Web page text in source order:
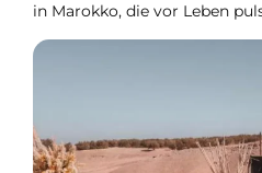
in Marokko, die vor Leben
fesselnde Energie aus, die
Geschichte und ihren
chaotischen Souks bis zu
Düfte